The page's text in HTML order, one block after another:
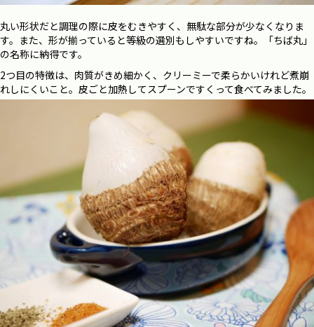
丸い形状だと調理の際に皮をむきやすく、無駄な部分が少なくなりま
す。また、形が揃っていると等級の選別もしやすいですね。「ちば丸」
の名称に納得です。
2つ目の特徴は、肉質がきめ細かく、クリーミーで柔らかいけれど煮崩
れしにくいこと。皮ごと加熱してスプーンですくって食べてみました。